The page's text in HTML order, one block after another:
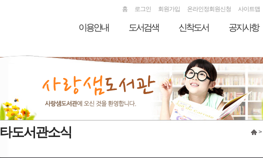
홈 로그인 회원가입 온라인정회원신청 사이트맵
이용안내 도서검색 신착도서 공지사항
>
타도서관소식